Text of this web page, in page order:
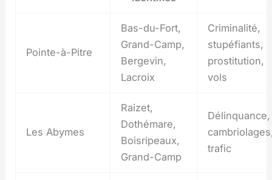
Pointe-à-Pitre
Bas-du-Fort,
Grand-Camp,
Bergevin,
Lacroix
Criminalité,
stupéfiants,
prostitution,
vols
Les Abymes
Raizet,
Dothémare,
Boisripeaux,
Grand-Camp
Délinquance,
trafic